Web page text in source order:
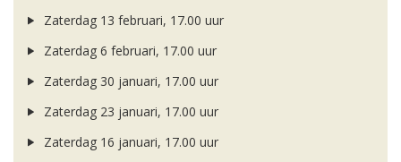
Zaterdag 13 februari, 17.00 uur
Zaterdag 6 februari, 17.00 uur
Zaterdag 30 januari, 17.00 uur
Zaterdag 23 januari, 17.00 uur
Zaterdag 16 januari, 17.00 uur